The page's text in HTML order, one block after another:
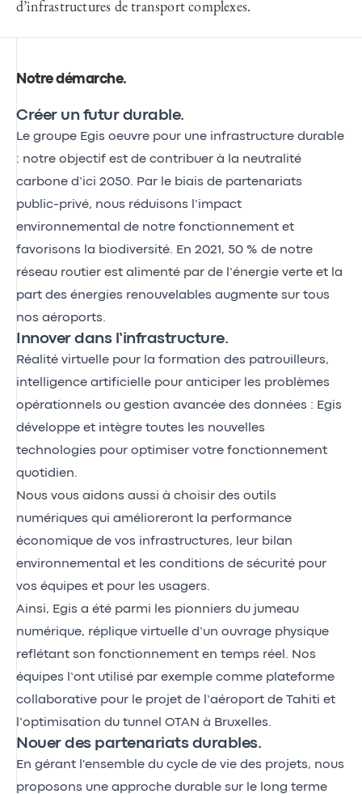
d’infrastructures de transport complexes.
Notre démarche.
Créer un futur durable.
Le groupe Egis oeuvre pour une infrastructure durable
: notre objectif est de contribuer à la neutralité
carbone d’ici 2050. Par le biais de partenariats
public-privé, nous réduisons l’impact
environnemental de notre fonctionnement et
favorisons la biodiversité. En 2021, 50 % de notre
réseau routier est alimenté par de l’énergie verte et la
part des énergies renouvelables augmente sur tous
nos aéroports.
Innover dans l’infrastructure.
Réalité virtuelle pour la formation des patrouilleurs,
intelligence artificielle pour anticiper les problèmes
opérationnels ou gestion avancée des données : Egis
développe et intègre toutes les nouvelles
technologies pour optimiser votre fonctionnement
quotidien.
Nous vous aidons aussi à choisir des outils
numériques qui amélioreront la performance
économique de vos infrastructures, leur bilan
environnemental et les conditions de sécurité pour
vos équipes et pour les usagers.
Ainsi, Egis a été parmi les pionniers du jumeau
numérique, réplique virtuelle d’un ouvrage physique
reflétant son fonctionnement en temps réel. Nos
équipes l’ont utilisé par exemple comme plateforme
collaborative pour le projet de l’aéroport de Tahiti et
l’optimisation du tunnel OTAN à Bruxelles.
Nouer des partenariats durables.
En gérant l'ensemble du cycle de vie des projets, nous
proposons une approche durable sur le long terme